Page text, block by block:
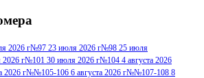
(11)№96 9 августа 2012
июля 2015 г(9) №96+97 3
№96+97 30 июля
2026 г№97 23 июля 2026 г№98 25 июля
г№101 30 июля 2026 г№104 4 августа 2026
2026 г№№105-106 6 августа 2026 г№№107-108 8